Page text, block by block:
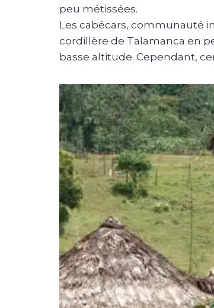
peu métissées.
Les cabécars, communauté
cordillère de Talamanca en
basse altitude. Cependant,